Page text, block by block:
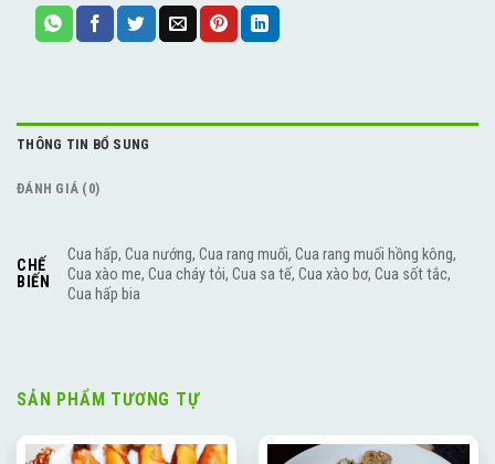
THÔNG TIN BỔ SUNG
ĐÁNH GIÁ (0)
CHẾ
BIẾN
Cua hấp, Cua nướng, Cua rang muối, Cua rang muối hồng kông,
Cua xào me, Cua cháy tỏi, Cua sa tế, Cua xào bơ, Cua sốt tắc,
Cua hấp bia
SẢN PHẨM TƯƠNG TỰ